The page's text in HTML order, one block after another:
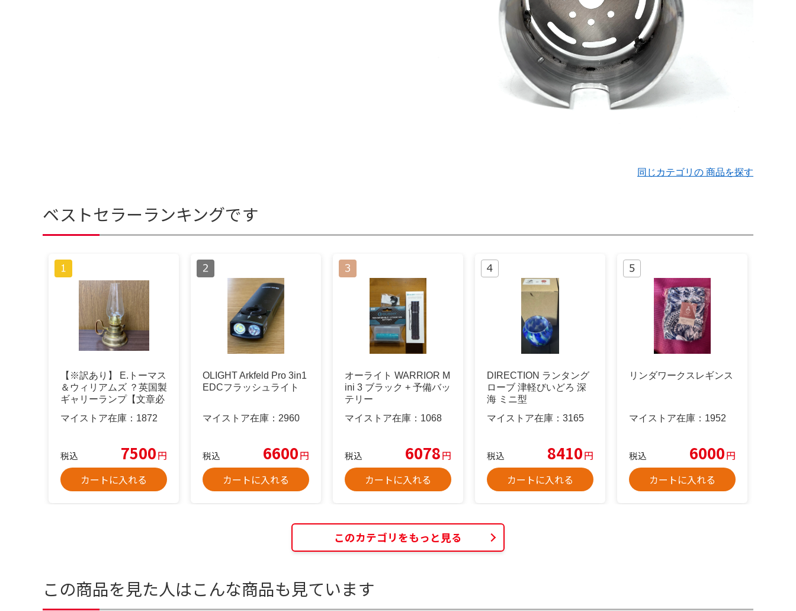
同じカテゴリの 商品を探す
ベストセラーランキングです
【※訳あり】 E.トーマス
＆ウィリアムズ ？英国製
ギャリーランプ【文章必
マイストア在庫： 1872
税込 7500円
カートに入れる
OLIGHT Arkfeld Pro 3in1
EDCフラッシュライト
マイストア在庫： 2960
税込 6600円
カートに入れる
オーライト WARRIOR M
ini 3 ブラック + 予備バッ
テリー
マイストア在庫： 1068
税込 6078円
カートに入れる
DIRECTION ランタング
ローブ 津軽びいどろ 深
海 ミニ型
マイストア在庫： 3165
税込 8410円
カートに入れる
リンダワークスレギンス
マイストア在庫： 1952
税込 6000円
カートに入れる
このカテゴリをもっと見る
この商品を見た人はこんな商品も見ています